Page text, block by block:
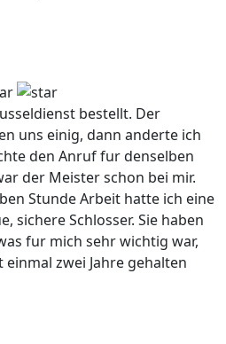
bestellt. Der
uns einig, dann anderte ich
den Anruf fur denselben
der Meister schon bei mir.
Stunde Arbeit hatte ich eine
sichere Schlosser. Sie haben
fur mich sehr wichtig war,
zwei Jahre gehalten